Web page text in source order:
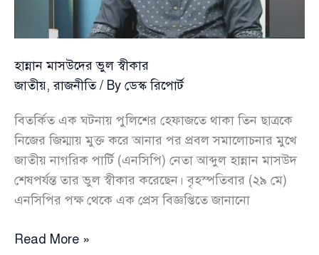
হান্নান মাসউদের ভুল স্বীকার
জাতীয়,রাজনীতি/ By ডেস্ক রিপোর্ট
বিতর্কিত এক ঘটনায় পুলিশের হেফাজতে থাকা তিন ছাত্রকে
নিজের জিম্মায় মুক্ত করে আনার পর প্রবল সমালোচনার মুখে
জাতীয় নাগরিক পার্টি (এনসিপি) নেতা আব্দুল হান্নান মাসউদ
শেষপর্যন্ত তার ভুল স্বীকার করেছেন। বৃহস্পতিবার (২৯ মে)
এনসিপির পক্ষ থেকে এক প্রেস বিজ্ঞপ্তিতে জানানো
হান্নান
Read More »